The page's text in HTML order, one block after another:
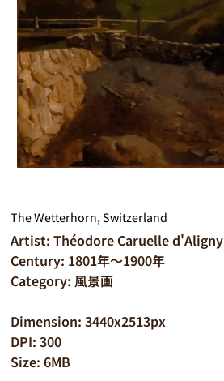
The Wetterhorn, Switzerland
Artist: Théodore Caruelle d'Aligny
Century: 1801年～1900年
Category: 風景画
Dimension: 3440x2513px
DPI: 300
Size: 6MB